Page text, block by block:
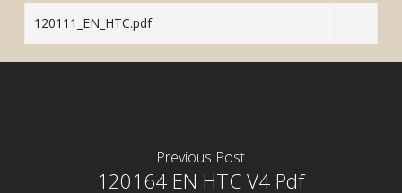
120111_EN_HTC.pdf
Previous Post
120164 EN HTC V4 Pdf